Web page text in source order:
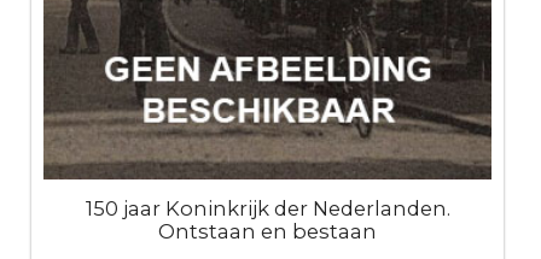
150 jaar Koninkrijk der Nederlanden.
Ontstaan en bestaan